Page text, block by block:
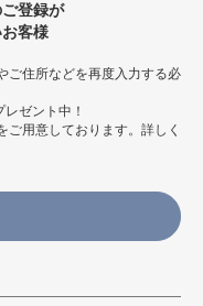
登録が
客様
ご住所などを再度入力する必
ゼント中！
用意しております。 詳しく